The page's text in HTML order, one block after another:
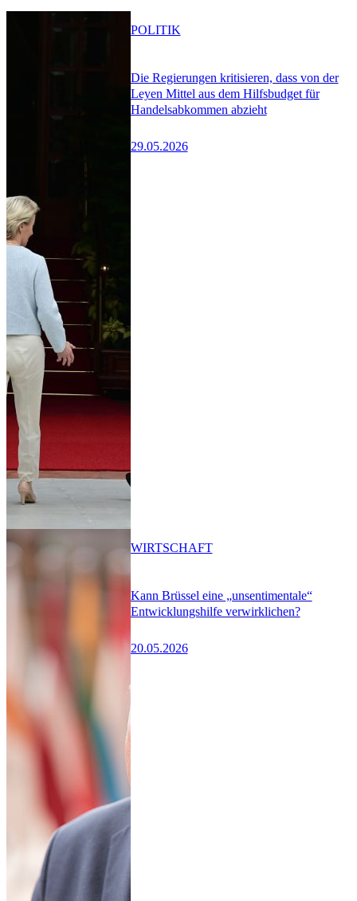
Die Regierungen kritisieren, dass von der
Leyen Mittel aus dem Hilfsbudget für
Handelsabkommen abzieht
29.05.2026
POLITIK
Kann Brüssel eine „unsentimentale“
Entwicklungshilfe verwirklichen?
20.05.2026
WIRTSCHAFT